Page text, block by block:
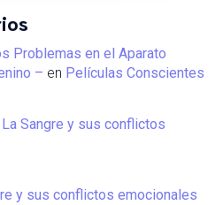
Problemas en el Aparato
– en Películas Conscientes
La Sangre y sus conflictos
y sus conflictos emocionales